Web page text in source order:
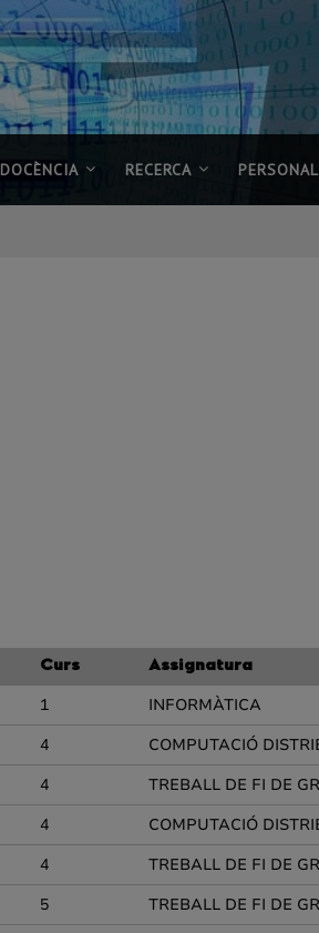
DOCÈNCIA RECERCA PERSONAL